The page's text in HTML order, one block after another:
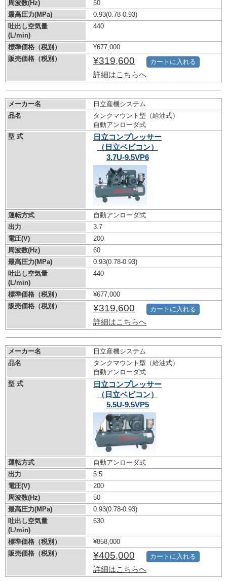
周波数(Hz)
50
最高圧力(MPa)
0.93(0.78-0.93)
吐出し空気量
(L/min)
440
標準価格（税別）
¥677,000
販売価格（税別）
¥319,600
詳細はこちらへ
カートに入れる
メーカー名
日立産機システム
品名
タンクマウント型（給油式）
自動アンローダ式
型 式
日立コンプレッサー
（日立ベビコン）
3.7U-9.5VP6
運転方式
自動アンローダ式
出力
3.7
電圧(V)
200
周波数(Hz)
60
最高圧力(MPa)
0.93(0.78-0.93)
吐出し空気量
(L/min)
440
標準価格（税別）
¥677,000
販売価格（税別）
¥319,600
詳細はこちらへ
カートに入れる
メーカー名
日立産機システム
品名
タンクマウント型（給油式）
自動アンローダ式
型 式
日立コンプレッサー
（日立ベビコン）
5.5U-9.5VP5
運転方式
自動アンローダ式
出力
5.5
電圧(V)
200
周波数(Hz)
50
最高圧力(MPa)
0.93(0.78-0.93)
吐出し空気量
(L/min)
630
標準価格（税別）
¥858,000
販売価格（税別）
¥405,000
詳細はこちらへ
カートに入れる